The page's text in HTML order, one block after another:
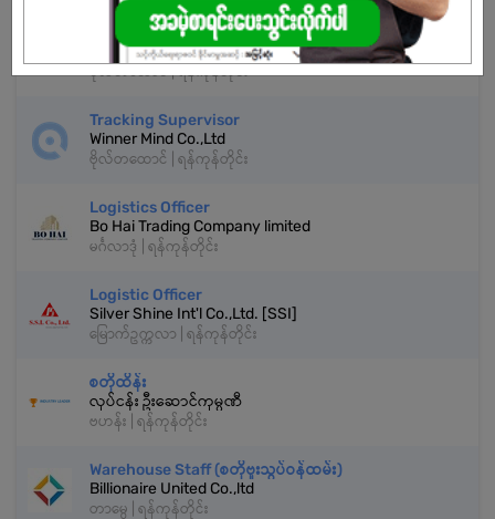
Operation Staff
MACRO DRAGON INTERNATIONAL COMPANY LIMITED
ဗိုလ်တထောင် | ရန်ကုန်တိုင်း
Tracking Supervisor
Winner Mind Co.,Ltd
ဗိုလ်တထောင် | ရန်ကုန်တိုင်း
Logistics Officer
Bo Hai Trading Company limited
မင်္ဂလာဒုံ | ရန်ကုန်တိုင်း
Logistic Officer
Silver Shine Int'l Co.,Ltd. [SSI]
မြောက်ဥက္ကလာ | ရန်ကုန်တိုင်း
စတိုထိန်း
လုပ်ငန်း ဦးဆောင်ကုမ္ပဏီ
ဗဟန်း | ရန်ကုန်တိုင်း
Warehouse Staff (စတိုဗူးသွပ်ဝန်ထမ်း)
Billionaire United Co.,ltd
တာမွေ | ရန်ကုန်တိုင်း